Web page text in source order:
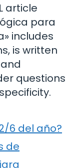
article
para
includes
is written
questions
6 del año?
de